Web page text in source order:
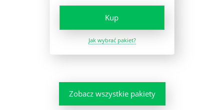
Kup
Jak wybrać pakiet?
Zobacz wszystkie pakiety